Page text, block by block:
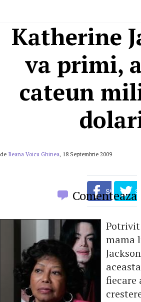
Katherine
va primi,
cateun
de Ileana Voicu Ghinea, 18 Septembrie 2009
Comenteaza
Potrivit
mama
fiecare